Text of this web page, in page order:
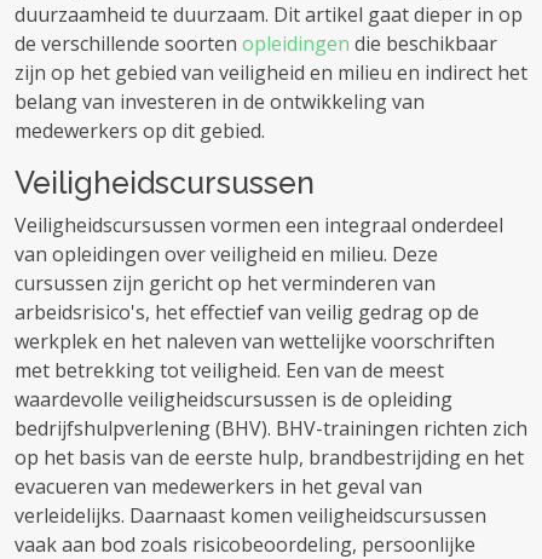
duurzaamheid te duurzaam. Dit artikel gaat dieper in op
de verschillende soorten opleidingen die beschikbaar
zijn op het gebied van veiligheid en milieu en indirect het
belang van investeren in de ontwikkeling van
medewerkers op dit gebied.
Veiligheidscursussen
Veiligheidscursussen vormen een integraal onderdeel
van opleidingen over veiligheid en milieu. Deze
cursussen zijn gericht op het verminderen van
arbeidsrisico's, het effectief van veilig gedrag op de
werkplek en het naleven van wettelijke voorschriften
met betrekking tot veiligheid. Een van de meest
waardevolle veiligheidscursussen is de opleiding
bedrijfshulpverlening (BHV). BHV-trainingen richten zich
op het basis van de eerste hulp, brandbestrijding en het
evacueren van medewerkers in het geval van
verleidelijks. Daarnaast komen veiligheidscursussen
vaak aan bod zoals risicobeoordeling, persoonlijke